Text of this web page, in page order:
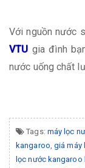
Với nguồn nước
VTU gia đình
nước uống chất
Tags: máy lọc
kangaroo,giá máy
lọc nước kangaroo